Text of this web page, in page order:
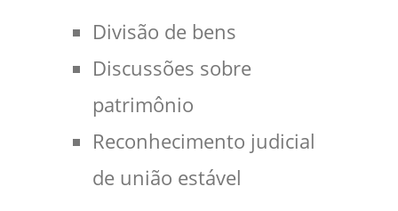
Divisão de bens
Discussões sobre
patrimônio
Reconhecimento judicial
de união estável